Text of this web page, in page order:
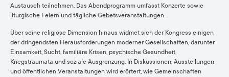
Austausch teilnehmen. Das Abendprogramm umfasst Konzerte sowie
liturgische Feiern und tägliche Gebetsveranstaltungen.
Über seine religiöse Dimension hinaus widmet sich der Kongress einigen
der dringendsten Herausforderungen moderner Gesellschaften, darunter
Einsamkeit, Sucht, familiäre Krisen, psychische Gesundheit,
Kriegstraumata und soziale Ausgrenzung. In Diskussionen, Ausstellungen
und öffentlichen Veranstaltungen wird erörtert, wie Gemeinschaften